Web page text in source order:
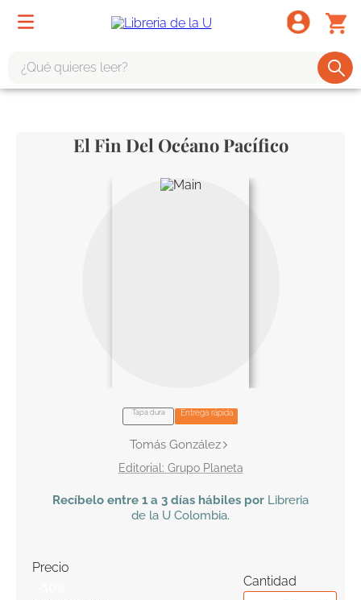
El Fin Del Océano Pacífico
Tapa dura Entrega rápida
Tomás González
Grupo Planeta
Recíbelo entre 1 a 3 días hábiles por Libreria
de la U Colombia.
Precio
Cantidad